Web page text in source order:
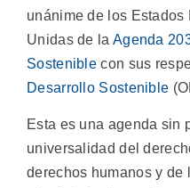
unánime de los
Unidas de la Agenda
Sostenible con sus
Desarrollo Sostenible
Esta es una agenda sin
universalidad del
derechos humanos y de